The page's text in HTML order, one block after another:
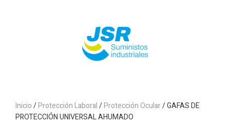
Inicio/Protección Laboral/Protección Ocular/ GAFAS DE
PROTECCIÓN UNIVERSAL AHUMADO